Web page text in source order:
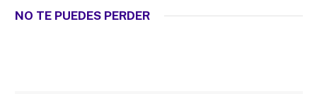
NO TE PUEDES PERDER